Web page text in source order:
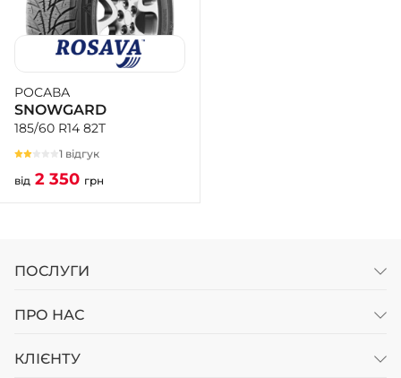
РОСАВА
SNOWGARD
185/60 R14 82T
1 відгук
від 2 350 грн
ПОСЛУГИ
ПРО НАС
КЛІЄНТУ